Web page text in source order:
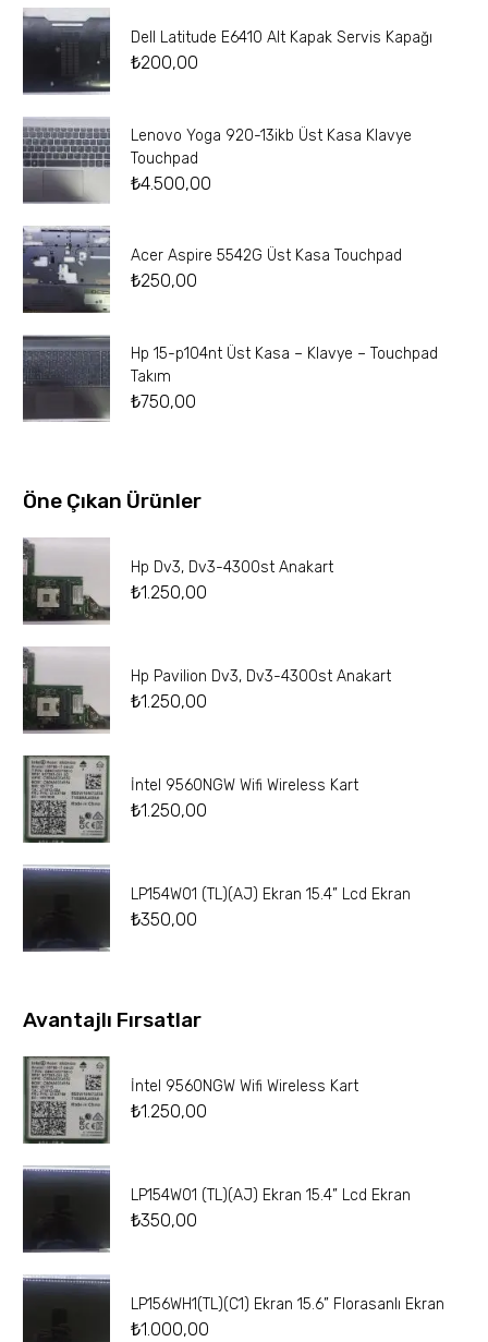
Dell Latitude E6410 Alt Kapak Servis Kapağı
₺200,00
Lenovo Yoga 920-13ikb Üst Kasa Klavye
Touchpad
₺4.500,00
Acer Aspire 5542G Üst Kasa Touchpad
₺250,00
Hp 15-p104nt Üst Kasa – Klavye – Touchpad
Takım
₺750,00
Öne Çıkan Ürünler
Hp Dv3, Dv3-4300st Anakart
₺1.250,00
Hp Pavilion Dv3, Dv3-4300st Anakart
₺1.250,00
İntel 9560NGW Wifi Wireless Kart
₺1.250,00
LP154W01 (TL)(AJ) Ekran 15.4” Lcd Ekran
₺350,00
Avantajlı Fırsatlar
İntel 9560NGW Wifi Wireless Kart
₺1.250,00
LP154W01 (TL)(AJ) Ekran 15.4” Lcd Ekran
₺350,00
LP156WH1(TL)(C1) Ekran 15.6” Florasanlı Ekran
₺1.000,00